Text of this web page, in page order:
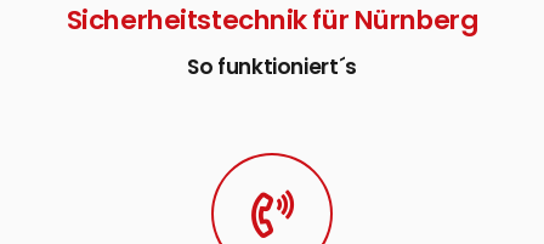
Sicherheitstechnik für Nürnberg
So funktioniert´s